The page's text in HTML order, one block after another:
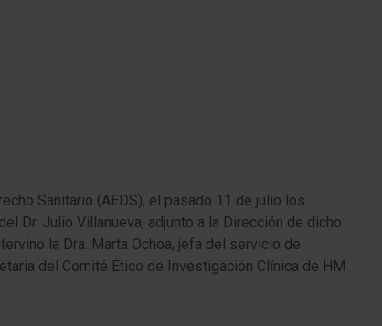
Sanitario (AEDS), el pasado 11 de julio los
Dr. Julio Villanueva, adjunto a la Dirección de dicho
la Dra. Marta Ochoa, jefa del servicio de
del Comité Ético de Investigación Clínica de HM